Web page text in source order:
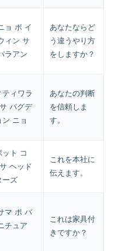
ョ ポ イ
ィン サ
ラアン
あなたならど
う違うやり方
をしますか？
ィワラ
パグデ
ニョ
あなたの判断
を信頼しま
す。
ット コ
ヘッド
ーズ
これを本社に
伝えます。
マ ポ バ
チュア
これは家具付
きですか？